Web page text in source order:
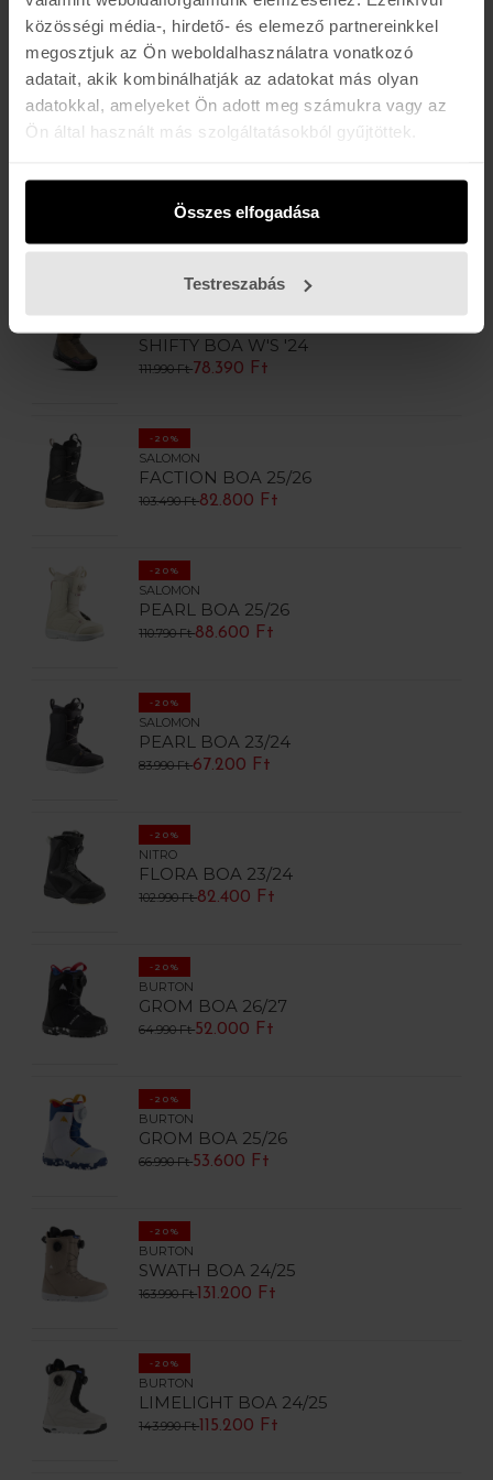
közösségi média-, hirdető- és elemező partnereinkkel
megosztjuk az Ön weboldalhasználatra vonatkozó
adatait, akik kombinálhatják az adatokat más olyan
adatokkal, amelyeket Ön adott meg számukra vagy az
Ön által használt más szolgáltatásokból gyűjtöttek.
Összes elfogadása
Testreszabás
-20%
BURTON
SMALLS BOA 26/27
71.990 Ft 57.600 Ft
ZIPLINE BOA 23/24
SHIFTY BOA W'S '24
111.990 Ft78.390 Ft
-20%
SALOMON
FACTION BOA 25/26
103.490 Ft82.800 Ft
-20%
SALOMON
PEARL BOA 25/26
110.790 Ft88.600 Ft
-20%
SALOMON
PEARL BOA 23/24
83.990 Ft67.200 Ft
-20%
NITRO
FLORA BOA 23/24
102.990 Ft82.400 Ft
-20%
BURTON
GROM BOA 26/27
64.990 Ft52.000 Ft
-20%
BURTON
GROM BOA 25/26
66.990 Ft53.600 Ft
-20%
BURTON
SWATH BOA 24/25
163.990 Ft 131.200 Ft
-20%
BURTON
LIMELIGHT BOA 24/25
143.990 Ft 115.200 Ft